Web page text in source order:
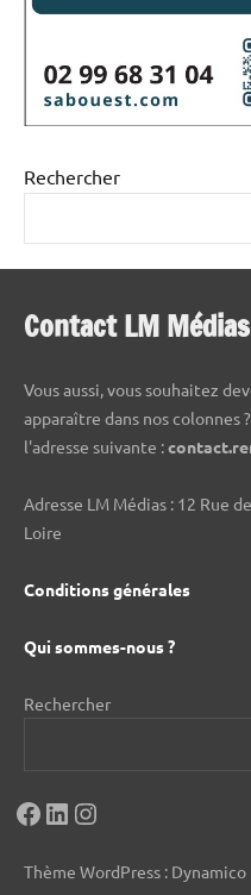
Rechercher
Contact LM Médias
Vous aussi, vous souhaitez
apparaître dans nos colonnes
l'adresse suivante :
Adresse LM Médias : 12 Rue
Loire
Conditions générales
Qui sommes-nous ?
Rechercher
Facebook
LinkedIn
Instagram
Thème WordPress :